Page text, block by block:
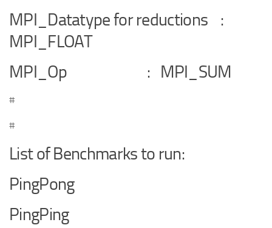
MPI_Datatype for reductions :
MPI_FLOAT
MPI_Op : MPI_SUM
#
#
List of Benchmarks to run:
PingPong
PingPing